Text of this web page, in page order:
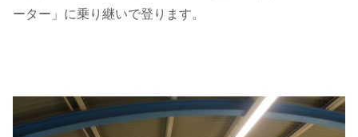
ーター」に乗り継いで登ります。